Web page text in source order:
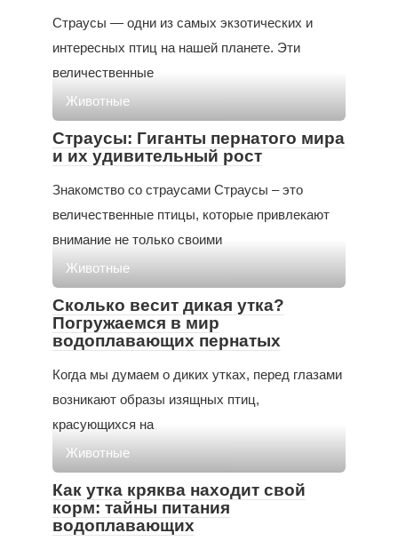
Страусы — одни из самых экзотических и
интересных птиц на нашей планете. Эти
величественные
Животные
Страусы: Гиганты пернатого мира
и их удивительный рост
Знакомство со страусами Страусы – это
величественные птицы, которые привлекают
внимание не только своими
Животные
Сколько весит дикая утка?
Погружаемся в мир
водоплавающих пернатых
Когда мы думаем о диких утках, перед глазами
возникают образы изящных птиц,
красующихся на
Животные
Как утка кряква находит свой
корм: тайны питания
водоплавающих